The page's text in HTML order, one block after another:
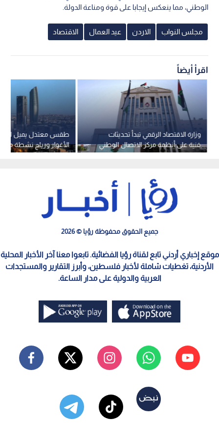
الوطني، مما ينعكس إيجابا على قوة ومناعة الدولة.
مجلس النواب الاردن عيد العمال الاقتصاد
اقرأ أيضاً
طقس معتدل يميل
الأغوار ورياح نشطة مثيرة
-فيديو
وزارة الاقتصاد الرقمي تبدأ تحديثات
فنية على أنظمة مركز الاتصال الوطني
جميع الحقوق محفوظة رؤيا © 2026
موقع إخباري أردني تابع لقناة رؤيا الفضائية. تابعوا معنا آخر الأخبار المحلية
الأردنية، تغطيات شاملة لأخبار فلسطين، وأبرز التقارير والمستجدات
العربية والدولية على مدار الساعة.